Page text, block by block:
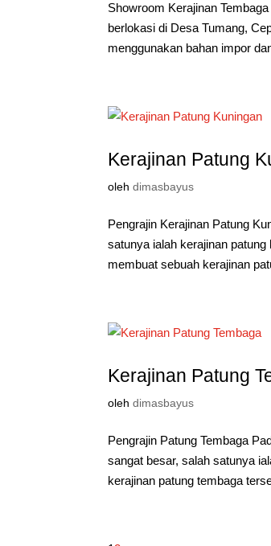
Showroom Kerajinan
berlokasi di Desa Tumang,
menggunakan bahan impor
Kerajinan Patung
olehdimasbayus
Pengrajin Kerajinan Patung
satunya ialah kerajinan
membuat sebuah kerajinan
Kerajinan Patung
olehdimasbayus
Pengrajin Patung Tembaga
sangat besar, salah satunya
kerajinan patung tembaga